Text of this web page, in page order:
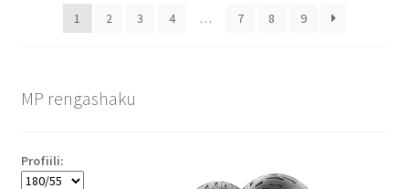
1 2 3 4 … 7 8 9
MP rengashaku
Profiili: